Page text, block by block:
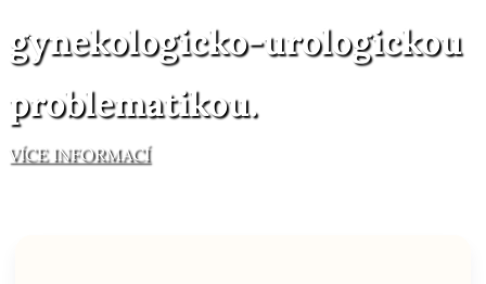
gynekologicko-urologickou
problematikou.
VÍCE INFORMACÍ